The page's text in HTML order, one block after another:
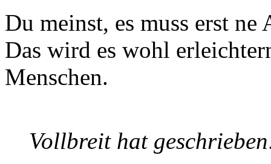
Du meinst, es muss erst ne
Das wird es wohl
Menschen.
Vollbreit hat